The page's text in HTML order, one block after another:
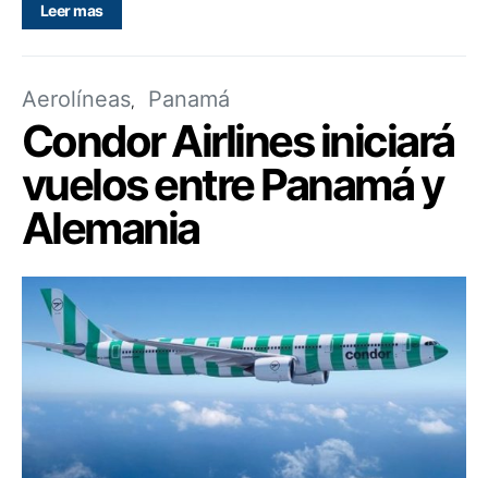
Leer mas
Aerolíneas Panamá
Condor Airlines iniciará
vuelos entre Panamá y
Alemania